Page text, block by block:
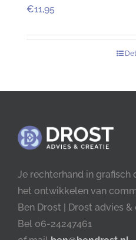
€11,95
Je rechterhand in grafisch
het ontwikkelen van
Ben Drost | Drost advies &
Bel 06-24247461